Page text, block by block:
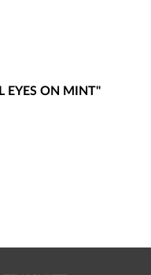
EYES ON MINT"